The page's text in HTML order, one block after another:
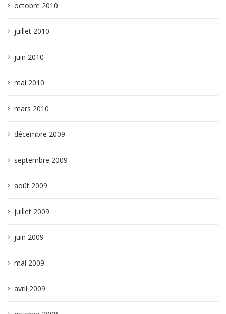
octobre 2010
juillet 2010
juin 2010
mai 2010
mars 2010
décembre 2009
septembre 2009
août 2009
juillet 2009
juin 2009
mai 2009
avril 2009